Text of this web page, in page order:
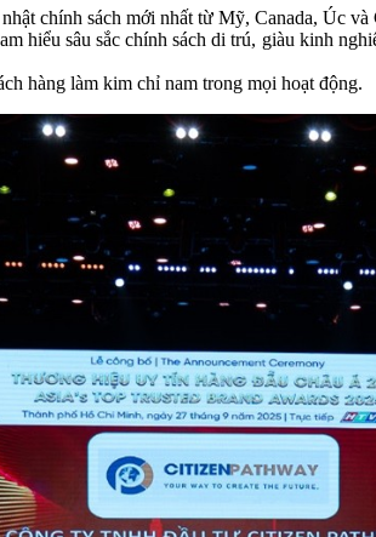
chính sách mới nhất từ Mỹ, Canada, Úc
hiểu sâu sắc chính sách di trú, giàu kinh
hàng làm kim chỉ nam trong mọi hoạt động.